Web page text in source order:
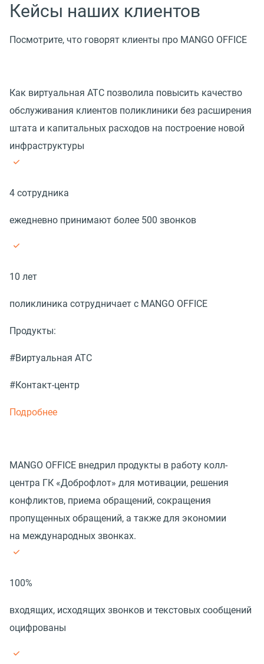
Кейсы наших клиентов
Посмотрите, что говорят клиенты про MANGO OFFICE
Как виртуальная АТС позволила повысить качество
обслуживания клиентов поликлиники без расширения
штата и капитальных расходов на построение новой
инфраструктуры
4 сотрудника
ежедневно принимают более 500 звонков
10 лет
поликлиника сотрудничает с MANGO OFFICE
Продукты:
#Виртуальная АТС
#Контакт-центр
Подробнее
MANGO OFFICE внедрил продукты в работу колл-
центра ГК «Доброфлот» для мотивации, решения
конфликтов, приема обращений, сокращения
пропущенных обращений, а также для экономии
на международных звонках.
100%
входящих, исходящих звонков и текстовых сообщений
оцифрованы